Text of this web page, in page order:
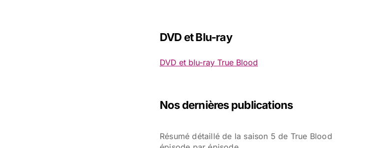
DVD et Blu-ray
DVD et blu-ray True Blood
Nos dernières publications
Résumé détaillé de la saison 5 de True Blood